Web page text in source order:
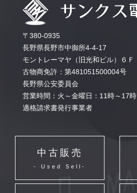
〒380-0935
長野県長野市中御所4-4-17
モントレーマヤ（旧光和ビル）６Ｆ
古物商免許：第481051500004号
長野県公安委員会
営業時間：火～金曜日：11時～17時
適格請求書発行事業者
中古販売
- Used Sell-